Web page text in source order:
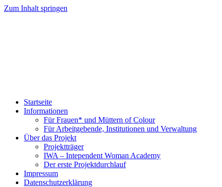
Zum Inhalt springen
Startseite
Informationen
Für Frauen* und Müttern of Colour
Für Arbeitgebende, Institutionen und Verwaltung
Über das Projekt
Projektträger
IWA – Intependent Woman Academy
Der erste Projektdurchlauf
Impressum
Datenschutzerklärung